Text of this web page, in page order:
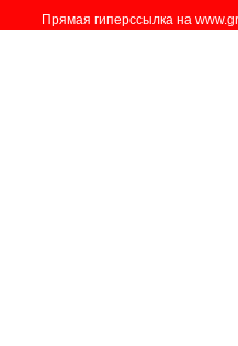
Прямая гиперссылка на